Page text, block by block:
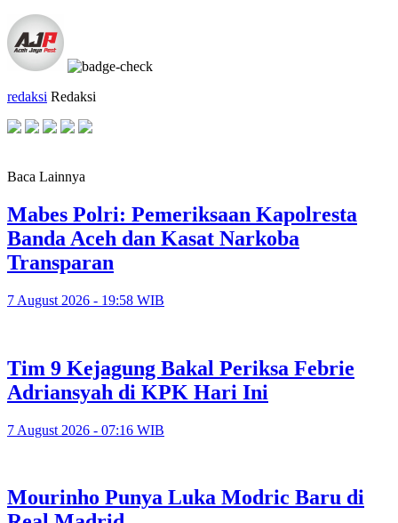
redaksi Redaksi
Baca Lainnya
Mabes Polri: Pemeriksaan Kapolresta
Banda Aceh dan Kasat Narkoba
Transparan
7 August 2026 - 19:58 WIB
Tim 9 Kejagung Bakal Periksa Febrie
Adriansyah di KPK Hari Ini
7 August 2026 - 07:16 WIB
Mourinho Punya Luka Modric Baru di